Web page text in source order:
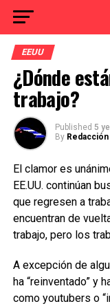
EEUU
¿Dónde
trabajo?
Published 5
By
El clamor es
EE.UU. continúan
que regresen a
encuentran de
trabajo, pero los
A excepción de
ha “reinventado” y
como youtubers o